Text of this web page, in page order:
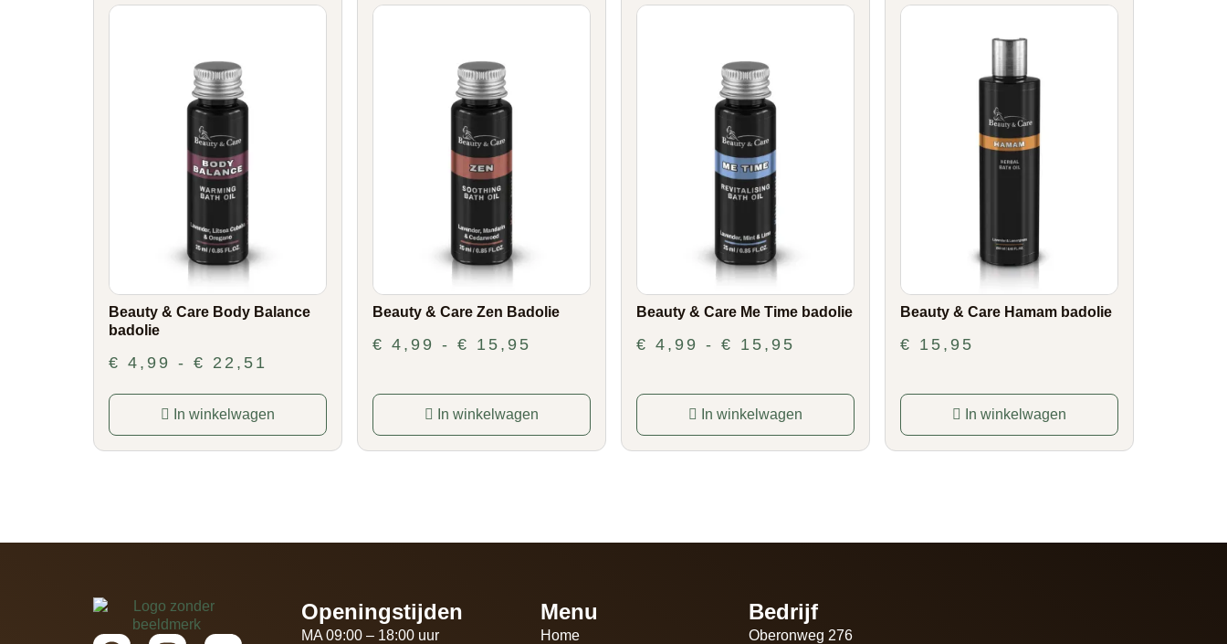
Beauty & Care Body Balance
badolie
€ 4,99 - € 22,51
In winkelwagen
Beauty & Care Zen Badolie
€ 4,99 - € 15,95
In winkelwagen
Beauty & Care Me Time badolie
€ 4,99 - € 15,95
In winkelwagen
Beauty & Care Hamam badolie
€ 15,95
In winkelwagen
Openingstijden
MA 09:00 – 18:00 uur
Menu
Home
Bedrijf
Oberonweg 276